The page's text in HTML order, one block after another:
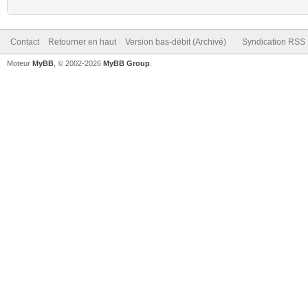
Contact Retourner en haut Version bas-débit (Archivé) Syndication RSS
Moteur MyBB , © 2002-2026 MyBB Group